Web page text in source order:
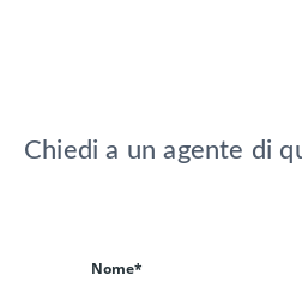
Chiedi a un agente di
Nome*